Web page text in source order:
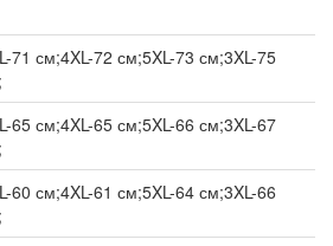
71 см;4XL-72 см;5XL-73 см;3XL-75
65 см;4XL-65 см;5XL-66 см;3XL-67
60 см;4XL-61 см;5XL-64 см;3XL-66